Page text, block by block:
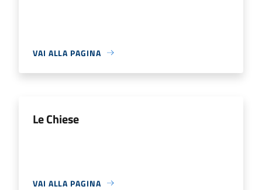
VAI ALLA PAGINA
Le Chiese
VAI ALLA PAGINA